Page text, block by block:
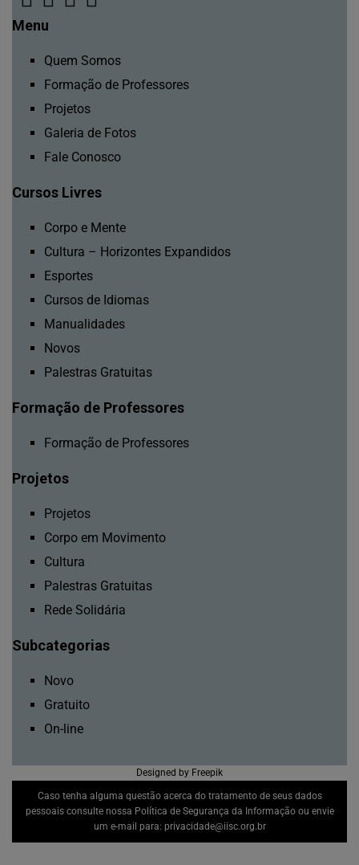
Menu
Quem Somos
Formação de Professores
Projetos
Galeria de Fotos
Fale Conosco
Cursos Livres
Corpo e Mente
Cultura – Horizontes Expandidos
Esportes
Cursos de Idiomas
Manualidades
Novos
Palestras Gratuitas
Formação de Professores
Formação de Professores
Projetos
Projetos
Corpo em Movimento
Cultura
Palestras Gratuitas
Rede Solidária
Subcategorias
Novo
Gratuito
On-line
Designed by Freepik
Caso tenha alguma questão acerca do tratamento de seus dados
pessoais consulte nossa Política de Segurança da Informaçãoou envie
um e-mail para: privacidade@iisc.org.br